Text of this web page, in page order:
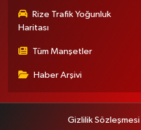
Rize Trafik Yoğunluk
Haritası
Tüm Manşetler
Haber Arşivi
Gizlilik Sözleşmesi